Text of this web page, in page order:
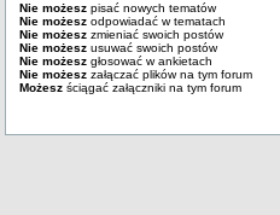
Nie możesz pisać nowych tematów
Nie możesz odpowiadać w tematach
Nie możesz zmieniać swoich postów
Nie możesz usuwać swoich postów
Nie możesz głosować w ankietach
Nie możesz załączać plików na tym forum
Możesz ściągać załączniki na tym forum